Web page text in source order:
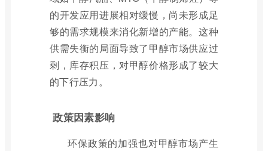
的开发应用进展相对缓慢，尚未形成足
够的需求规模来消化新增的产能。这种
供需失衡的局面导致了甲醇市场供应过
剩，库存积压，对甲醇价格形成了较大
的下行压力。
政策因素影响
环保政策的加强也对甲醇市场产生